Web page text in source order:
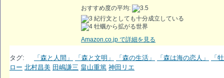
おすすめ度の平均:
紀行文としても十分成立している
牡蠣から拡がる世界
Amazon.co.jp で詳細を見る
タグ: 「森と人間」 「森と文明」 「森の生活」 「森は海の恋人」
「
ロー 北村昌美 田嶋謙三 畠山重篤 神田リエ